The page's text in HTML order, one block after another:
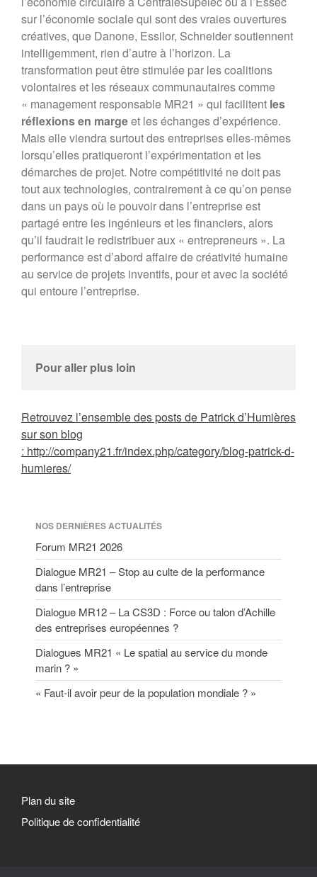
sur l’économie sociale qui sont des vraies ouvertures
créatives, que Danone, Essilor, Schneider soutiennent
intelligemment, rien d’autre à l’horizon. La
transformation peut être stimulée par les coalitions
volontaires et les réseaux communautaires comme
« management responsable MR21 » qui facilitent les
réflexions en margeet les échanges d’expérience.
Mais elle viendra surtout des entreprises elles-mêmes
lorsqu’elles pratiqueront l’expérimentation et les
démarches de projet. Notre compétitivité ne doit pas
tout aux technologies, contrairement à ce qu’on pense
dans un pays où le pouvoir dans l’entreprise est
partagé entre les ingénieurs et les financiers, alors
qu’il faudrait le redistribuer aux « entrepreneurs ». La
performance est d’abord affaire de créativité humaine
au service de projets inventifs, pour et avec la société
qui entoure l’entreprise.
Pour aller plus loin
Retrouvez l’ensemble des posts de Patrick d’Humières
sur son blog
: http://company21.fr/index.php/category/blog-patrick-d-
humieres/
NOS DERNIÈRES ACTUALITÉS
Forum MR21 2026
Dialogue MR21 – Stop au culte de la performance
dans l’entreprise
Dialogue MR12 – La CS3D : Force ou talon d’Achille
des entreprises européennes ?
Dialogues MR21 « Le spatial au service du monde
marin ? »
« Faut-il avoir peur de la population mondiale ? »
Plan du site
Politique de confidentialité